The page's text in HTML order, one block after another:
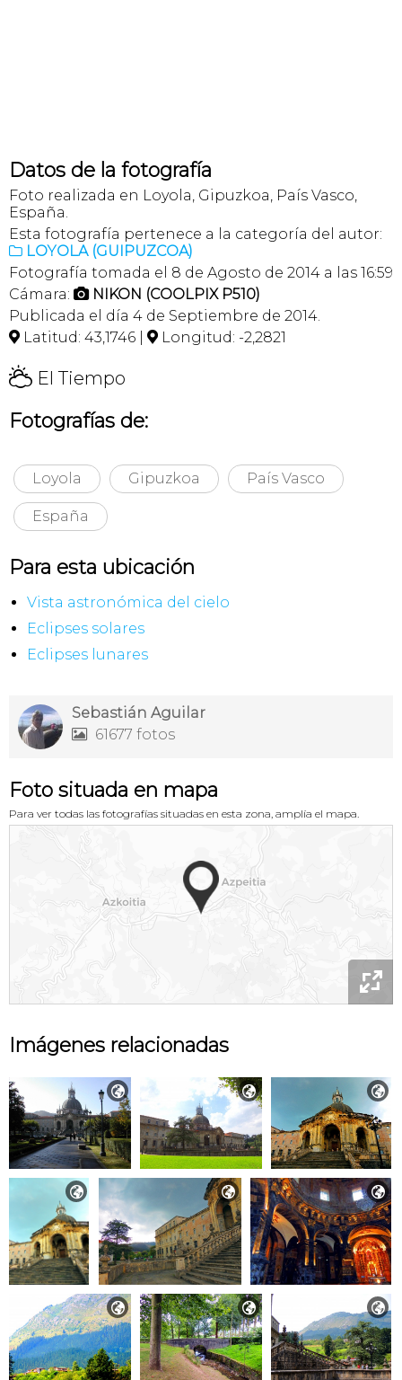
Datos de la fotografía
Foto realizada en Loyola, Gipuzkoa, País Vasco,
España.
Esta fotografía pertenece a la categoría del autor:
 LOYOLA (GUIPUZCOA)
Fotografía tomada el 8 de Agosto de 2014 a las 16:59
Cámara:  NIKON (COOLPIX P510)
Publicada el día 4 de Septiembre de 2014.
 Latitud: 43,1746 |  Longitud: -2,2821
H El Tiempo
Fotografías de:
Loyola Gipuzkoa País Vasco
España
Para esta ubicación
Vista astronómica del cielo
Eclipses solares
Eclipses lunares
Sebastián Aguilar
 61677 fotos
Foto situada en mapa
Para ver todas las fotografías situadas en esta zona, amplía el mapa.

Imágenes relacionadas
  
  
  